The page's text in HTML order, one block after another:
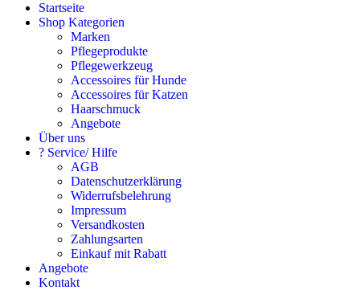
Startseite
Shop Kategorien
Marken
Pflegeprodukte
Pflegewerkzeug
Accessoires für Hunde
Accessoires für Katzen
Haarschmuck
Angebote
Über uns
? Service/ Hilfe
AGB
Datenschutzerklärung
Widerrufsbelehrung
Impressum
Versandkosten
Zahlungsarten
Einkauf mit Rabatt
Angebote
Kontakt